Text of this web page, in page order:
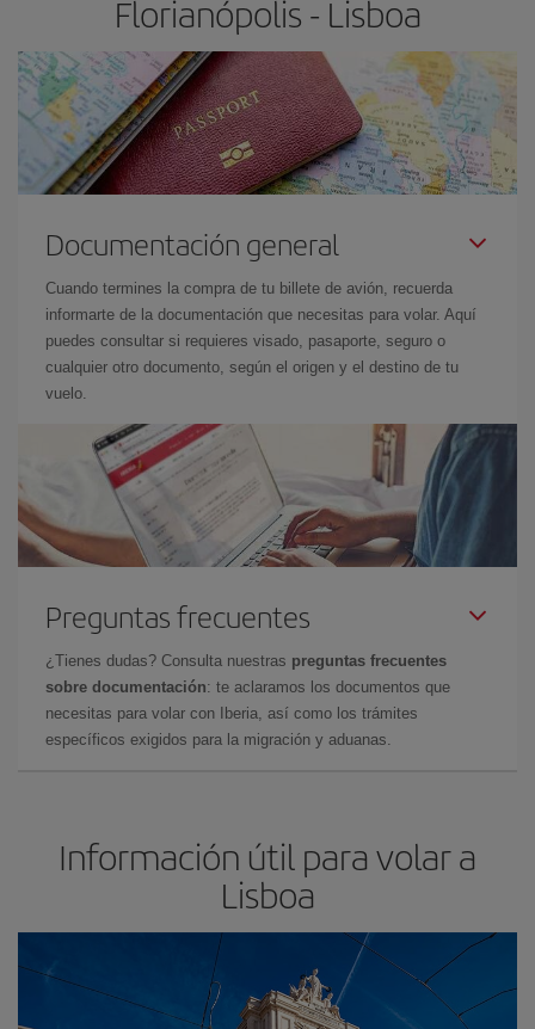
Florianópolis - Lisboa
Documentación general
Cuando termines la compra de tu billete de avión, recuerda
informarte de la documentación que necesitas para volar. Aquí
puedes consultar si requieres visado, pasaporte, seguro o
cualquier otro documento, según el origen y el destino de tu
vuelo.
Preguntas frecuentes
¿Tienes dudas? Consulta nuestras preguntas frecuentes
sobre documentación: te aclaramos los documentos que
necesitas para volar con Iberia, así como los trámites
específicos exigidos para la migración y aduanas.
Información útil para volar a
Lisboa